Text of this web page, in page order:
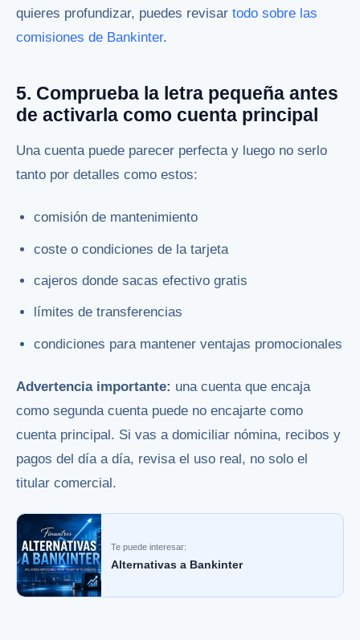
quieres profundizar, puedes revisar todo sobre las
comisiones de Bankinter.
5. Comprueba la letra pequeña antes
de activarla como cuenta principal
Una cuenta puede parecer perfecta y luego no serlo
tanto por detalles como estos:
comisión de mantenimiento
coste o condiciones de la tarjeta
cajeros donde sacas efectivo gratis
límites de transferencias
condiciones para mantener ventajas promocionales
Advertencia importante: una cuenta que encaja
como segunda cuenta puede no encajarte como
cuenta principal. Si vas a domiciliar nómina, recibos y
pagos del día a día, revisa el uso real, no solo el
titular comercial.
Te puede interesar:
Alternativas a Bankinter